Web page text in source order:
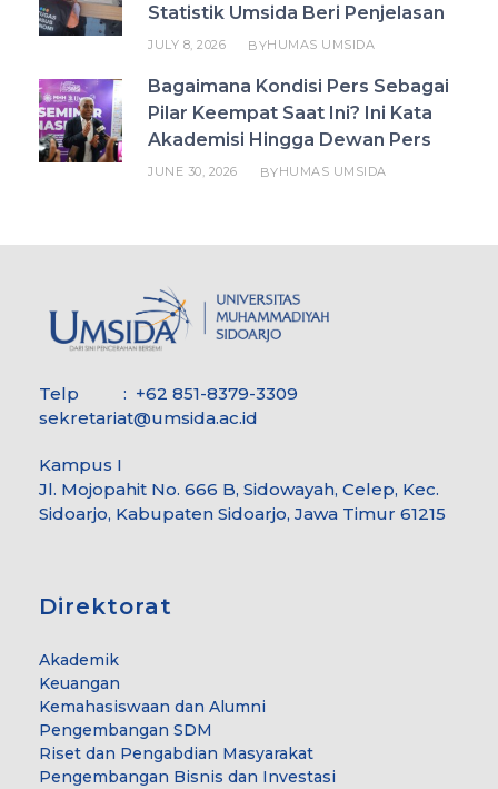
Statistik Umsida Beri Penjelasan
JULY 8, 2026 BYHUMAS UMSIDA
Bagaimana Kondisi Pers Sebagai
Pilar Keempat Saat Ini? Ini Kata
Akademisi Hingga Dewan Pers
JUNE 30, 2026 BYHUMAS UMSIDA
Telp : +62 851-8379-3309
sekretariat@umsida.ac.id
Kampus I
Jl. Mojopahit No. 666 B, Sidowayah, Celep, Kec.
Sidoarjo, Kabupaten Sidoarjo, Jawa Timur 61215
Direktorat
Akademik
Keuangan
Kemahasiswaan dan Alumni
Pengembangan SDM
Riset dan Pengabdian Masyarakat
Pengembangan Bisnis dan Investasi